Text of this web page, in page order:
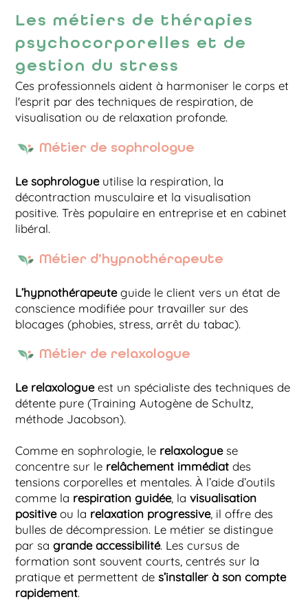
Les métiers de thérapies
psychocorporelles et de
gestion du stress
Ces professionnels aident à harmoniser le corps et
l'esprit par des techniques de respiration, de
visualisation ou de relaxation profonde.
Métier de sophrologue
Le sophrologue utilise la respiration, la
décontraction musculaire et la visualisation
positive. Très populaire en entreprise et en cabinet
libéral.
Métier d’hypnothérapeute
L’hypnothérapeuteguide le client vers un état de
conscience modifiée pour travailler sur des
blocages (phobies, stress, arrêt du tabac).
Métier de relaxologue
Le relaxologueest un spécialiste des techniques de
détente pure (Training Autogène de Schultz,
méthode Jacobson).
Comme en sophrologie, le relaxologuese
concentre sur le relâchement immédiat des
tensions corporelles et mentales. À l’aide d’outils
comme la respiration guidée, lavisualisation
positiveou la relaxation progressive, il offre des
bulles de décompression. Le métier se distingue
par sagrande accessibilité. Les cursus de
formation sont souvent courts, centrés sur la
pratique et permettent des’installer à son compte
rapidement.